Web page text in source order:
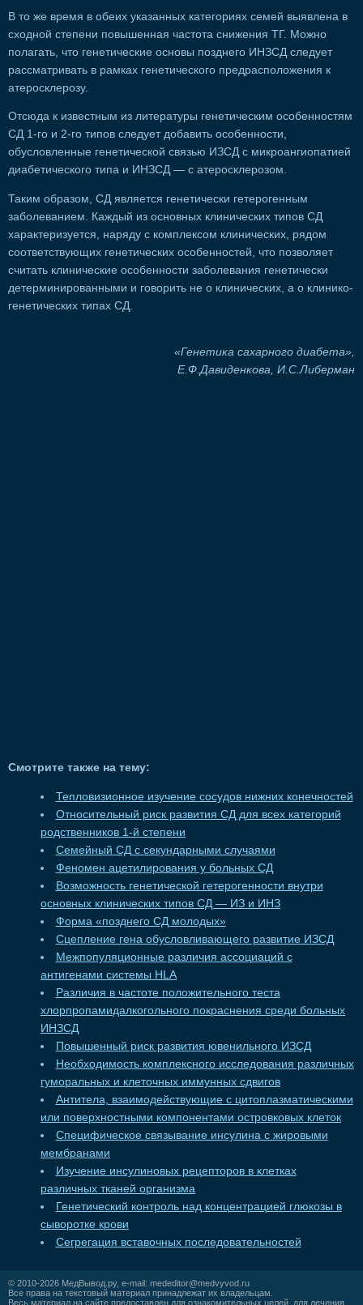
В то же время в обеих указанных категориях семей выявлена в
сходной степени повышенная частота снижения ТГ. Можно
полагать, что генетические основы позднего ИНЗСД следует
рассматривать в рамках генетического предрасположения к
атеросклерозу.
Отсюда к известным из литературы генетическим особенностям
СД 1-го и 2-го типов следует добавить особенности,
обусловленные генетической связью ИЗСД с микроангиопатией
диабетического типа и ИНЗСД — с атеросклерозом.
Таким образом, СД является генетически гетерогенным
заболеванием. Каждый из основных клинических типов СД
характеризуется, наряду с комплексом клинических, рядом
соответствующих генетических особенностей, что позволяет
считать клинические особенности заболевания генетически
детерминированными и говорить не о клинических, а о клинико-
генетических типах СД.
«Генетика сахарного диабета»,
Е.Ф.Давиденкова, И.С.Либерман
Смотрите также на тему:
Тепловизионное изучение сосудов нижних конечностей
Относительный риск развития СД для всех категорий
родственников 1-й степени
Семейный СД с секундарными случаями
Феномен ацетилирования у больных СД
Возможность генетической гетерогенности внутри
основных клинических типов СД — ИЗ и ИНЗ
Форма «позднего СД молодых»
Сцепление гена обусловливающего развитие ИЗСД
Межпопуляционные различия ассоциаций с
антигенами системы HLA
Различия в частоте положительного теста
хлорпропамидалкогольного покраснения среди больных
ИНЗСД
Повышенный риск развития ювенильного ИЗСД
Необходимость комплексного исследования различных
гуморальных и клеточных иммунных сдвигов
Антитела, взаимодействующие с цитоплазматическими
или поверхностными компонентами островковых клеток
Специфическое связывание инсулина с жировыми
мембранами
Изучение инсулиновых рецепторов в клетках
различных тканей организма
Генетический контроль над концентрацией глюкозы в
сыворотке крови
Сегрегация вставочных последовательностей
© 2010-2026 МедВывод.ру, e-mail: mededitor@medvyvod.ru
Все права на текстовый материал принадлежат их владельцам.
Весь материал на сайте предоставлен для ознакомительных целей, для лечения